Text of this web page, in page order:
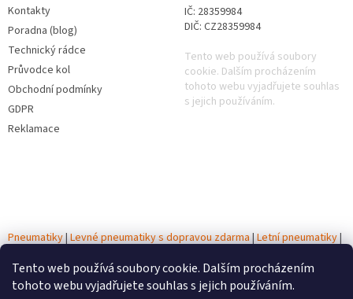
Tento web používá soubory cookie. Dalším procházením
tohoto webu vyjadřujete souhlas s jejich používáním.
Kontakty
Poradna (blog)
Technický rádce
Průvodce kol
Obchodní podmínky
GDPR
Reklamace
IČ: 28359984
DIČ: CZ28359984
Tento web používá soubory
cookie. Dalším procházením
tohoto webu vyjadřujete souhlas
s jejich používáním.
Pneumatiky|Levné pneumatiky s dopravou zdarma|Letní pneumatiky|
Autobaterie